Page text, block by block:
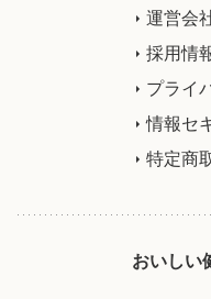
運営会
採用情
プライ
情報セ
特定商
おいしい